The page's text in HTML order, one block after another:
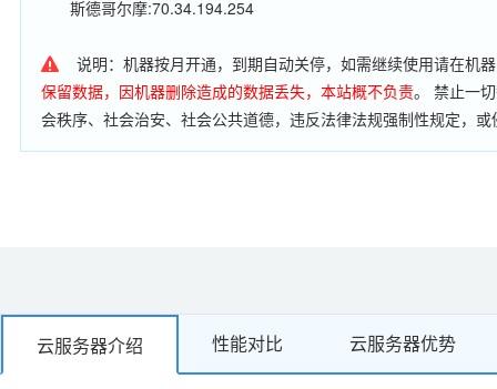
斯德哥尔摩:70.34.194.254
说明：机器按月开通，到期自动关停，如需继续使用请在机
保留数据，因机器删除造成的数据丢失，本站概不负责。 禁止一
会秩序、社会治安、社会公共道德，违反法律法规强制性规定，
行流量穿透、扫描肉机、搭建代理服务器、搭建邮件服务器，利
云服务器介绍 性能对比 云服务器优势